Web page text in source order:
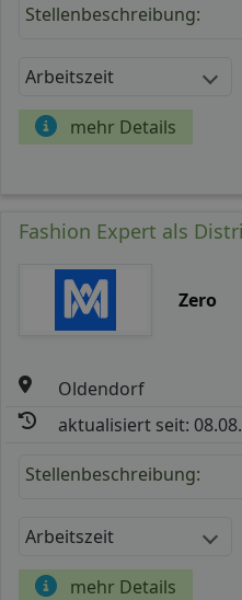
Stellenbeschreibung:
Arbeitszeit
mehr Details
Fashion Expert als
Zero
Oldendorf
aktualisiert seit:
Stellenbeschreibung:
Arbeitszeit
mehr Details